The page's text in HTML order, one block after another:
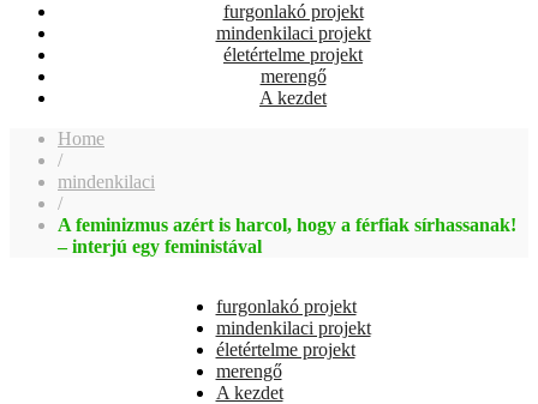
furgonlakó projekt
mindenkilaci projekt
életértelme projekt
merengő
A kezdet
Home
/
mindenkilaci
/
A feminizmus azért is harcol, hogy a férfiak sírhassanak!
– interjú egy feministával
furgonlakó projekt
mindenkilaci projekt
életértelme projekt
merengő
A kezdet